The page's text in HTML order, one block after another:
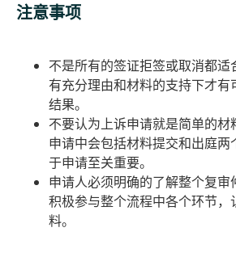
注意事项
不是所有的签证拒签或取消都
有充分理由和材料的支持下才有
结果。
不要认为上诉申请就是简单的
申请中会包括材料提交和出庭
于申请至关重要。
申请人必须明确的了解整个复审
积极参与整个流程中各个环节，
料。